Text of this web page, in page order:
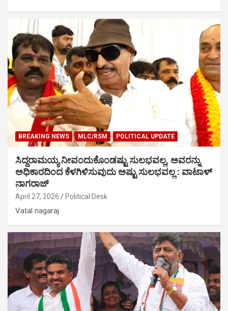
BREAKING NEWS MLC/RSM POLITICAL UPDATE
ಸಿದ್ದರಾಮಯ್ಯ ನೀವಂದುಕೊಂಡಷ್ಟು ಸುಲಭವಲ್ಲ, ಅವರನ್ನು
ಅಧಿಕಾರದಿಂದ ಕೆಳಗಿಳಿಸುವುದು ಅಷ್ಟು ಸುಲಭವಲ್ಲ : ವಾಟಾಳ್
ನಾಗರಾಜ್
April 27, 2026 Political Desk
Vatal nagaraj